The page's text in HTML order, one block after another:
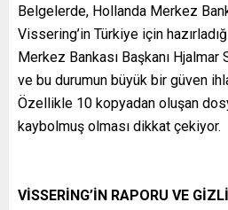
Belgelerde, Hollanda Merkez
Vissering’in Türkiye için
Merkez Bankası Başkanı
ve bu durumun büyük bir güven
Özellikle 10 kopyadan oluşan
kaybolmuş olması dikkat çekiyor.
VİSSERİNG’İN RAPORU VE